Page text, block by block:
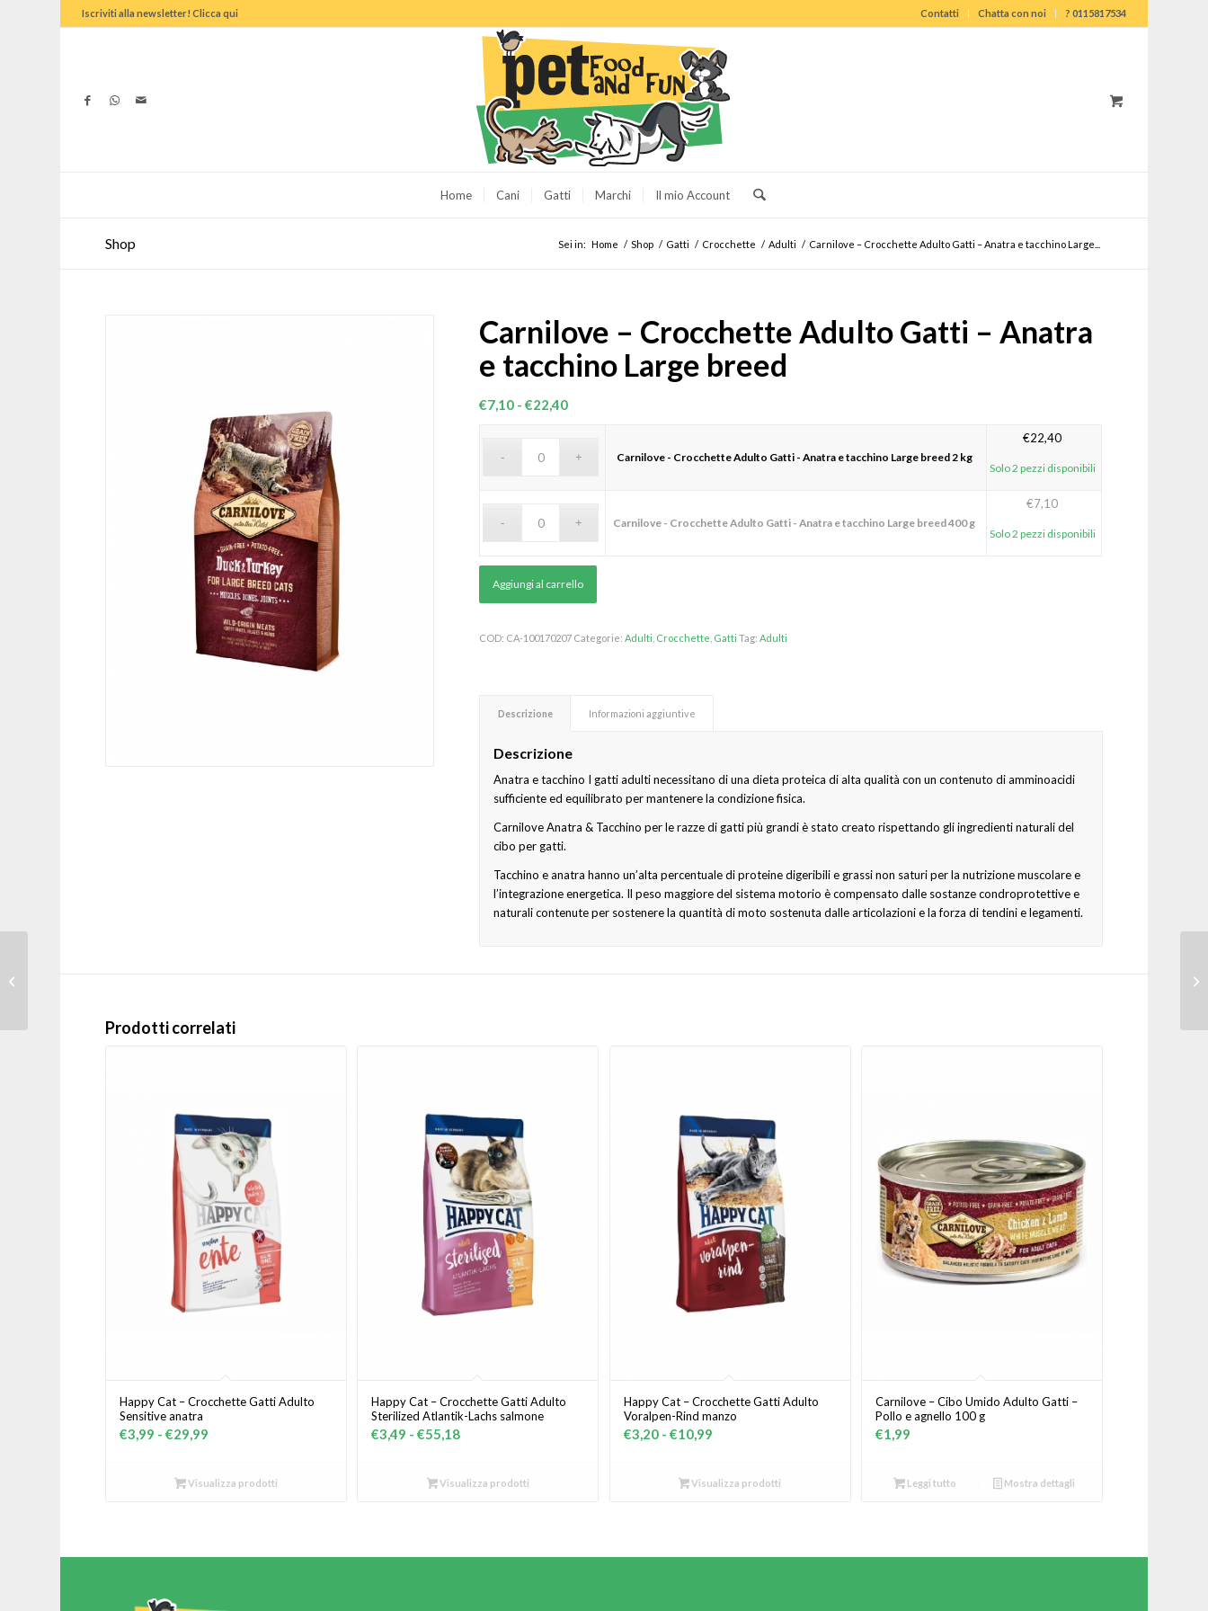
Contatti Chatta con noi ? 0115817534
Iscriviti alla newsletter! Clicca qui
Home Cani Gatti Marchi Il mio Account
Shop Sei in: Home / Shop / Gatti / Crocchette / Adulti / Carnilove – Crocchette Adulto Gatti – Anatra e tacchino Large...
Carnilove – Crocchette Adulto Gatti – Anatra
e tacchino Large breed
€7,10 - €22,40Fascia
Carnilove - Crocchette Adulto Gatti - Anatra e tacchino Large breed 2 kg
€22,40
Solo 2 pezzi disponibili
Carnilove - Crocchette Adulto Gatti - Anatra e tacchino Large breed 400 g
€7,10
Solo 2 pezzi disponibili
Aggiungi al carrello
COD: CA-100170207 Categorie:Adulti Crocchette Gatti Tag:Adulti
Descrizione Informazioni aggiuntive
Descrizione
Anatra e tacchino I gatti adulti necessitano di una dieta proteica di alta qualità con un contenuto di amminoacidi
sufficiente ed equilibrato per mantenere la condizione fisica.
Carnilove Anatra & Tacchino per le razze di gatti più grandi è stato creato rispettando gli ingredienti naturali del
cibo per gatti.
Tacchino e anatra hanno un’alta percentuale di proteine digeribili e grassi non saturi per la nutrizione muscolare e
l’integrazione energetica. Il peso maggiore del sistema motorio è compensato dalle sostanze condroprotettive e
naturali contenute per sostenere la quantità di moto sostenuta dalle articolazioni e la forza di tendini e legamenti.
Prodotti correlati
Happy Cat – Crocchette Gatti Adulto
Sensitive anatra
€3,99 - €29,99
prezzo:
Visualizza prodotti
Happy Cat – Crocchette Gatti Adulto
Sterilized Atlantik-Lachs salmone
€3,49 - €55,18Fascia
prezzo:
Visualizza prodotti
Happy Cat – Crocchette Gatti Adulto
Voralpen-Rind manzo
€3,20 - €10,99Fascia
prezzo:
Visualizza prodotti
Carnilove – Cibo Umido Adulto Gatti –
Pollo e agnello 100 g
€1,99
Leggi tutto Mostra dettagli